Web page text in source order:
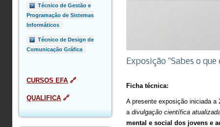
Exposição "Sabes o
Ficha técnica:
A presente exposição iniciada
a divulgação científica
mental e social dos jovens e
Técnico de Gestão e
Programação de Sistemas
Informáticos
Técnico de Design de
Comunicação Gráfica
CURSOS EFA 🔗
QUALIFICA 🔗